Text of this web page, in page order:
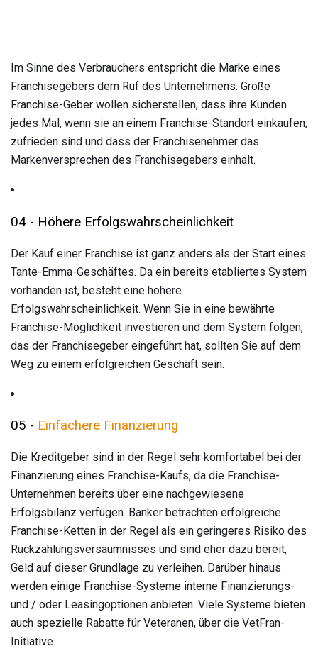
Im Sinne des Verbrauchers entspricht die Marke eines
Franchisegebers dem Ruf des Unternehmens. Große
Franchise-Geber wollen sicherstellen, dass ihre Kunden
jedes Mal, wenn sie an einem Franchise-Standort einkaufen,
zufrieden sind und dass der Franchisenehmer das
Markenversprechen des Franchisegebers einhält.
04 - Höhere Erfolgswahrscheinlichkeit
Der Kauf einer Franchise ist ganz anders als der Start eines
Tante-Emma-Geschäftes. Da ein bereits etabliertes System
vorhanden ist, besteht eine höhere
Erfolgswahrscheinlichkeit. Wenn Sie in eine bewährte
Franchise-Möglichkeit investieren und dem System folgen,
das der Franchisegeber eingeführt hat, sollten Sie auf dem
Weg zu einem erfolgreichen Geschäft sein.
05 - Einfachere Finanzierung
Die Kreditgeber sind in der Regel sehr komfortabel bei der
Finanzierung eines Franchise-Kaufs, da die Franchise-
Unternehmen bereits über eine nachgewiesene
Erfolgsbilanz verfügen. Banker betrachten erfolgreiche
Franchise-Ketten in der Regel als ein geringeres Risiko des
Rückzahlungsversäumnisses und sind eher dazu bereit,
Geld auf dieser Grundlage zu verleihen. Darüber hinaus
werden einige Franchise-Systeme interne Finanzierungs-
und / oder Leasingoptionen anbieten. Viele Systeme bieten
auch spezielle Rabatte für Veteranen, über die VetFran-
Initiative.